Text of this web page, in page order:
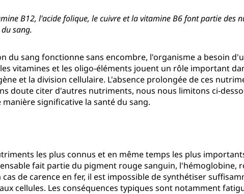
B12, l'acide folique, le cuivre et la vitamine B6 font partie des
sang.
du sang fonctionne sans encombre, l'organisme a besoin
vitamines et les oligo‑éléments jouent un rôle important
et la division cellulaire. L'absence prolongée de ces
doute citer d'autres nutriments, nous nous limitons
significative la santé du sang.
les plus connus et en même temps les plus
fait partie du pigment rouge sanguin, l'hémoglobine,
cas de carence en fer, il est impossible de synthétiser
cellules. Les conséquences typiques sont notamment